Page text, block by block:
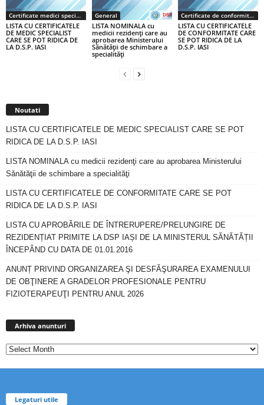
Certificate medici specialiști / primari
LISTA CU CERTIFICATELE
DE MEDIC SPECIALIST
CARE SE POT RIDICA DE
LA D.S.P. IASI
General
LISTA NOMINALA cu
medicii rezidenţi care au
aprobarea Ministerului
Sănătăţii de schimbare a
specialităţi
Certificate de conformitate
LISTA CU CERTIFICATELE
DE CONFORMITATE CARE
SE POT RIDICA DE LA
D.S.P. IASI
Noutati
LISTA CU CERTIFICATELE DE MEDIC SPECIALIST CARE SE POT
RIDICA DE LA D.S.P. IASI
LISTA NOMINALA cu medicii rezidenţi care au aprobarea Ministerului
Sănătăţii de schimbare a specialităţi
LISTA CU CERTIFICATELE DE CONFORMITATE CARE SE POT
RIDICA DE LA D.S.P. IASI
LISTA CU APROBĂRILE DE ÎNTRERUPERE/PRELUNGIRE DE
REZIDENȚIAT PRIMITE LA DSP IAȘI DE LA MINISTERUL SĂNĂTĂȚII
ÎNCEPÂND CU DATA DE 01.01.2016
ANUNȚ PRIVIND ORGANIZAREA ŞI DESFĂŞURAREA EXAMENULUI
DE OBŢINERE A GRADELOR PROFESIONALE PENTRU
FIZIOTERAPEUŢI PENTRU ANUL 2026
Arhiva anunturi
Legaturi utile